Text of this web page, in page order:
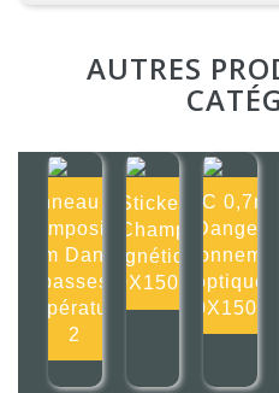
AUTRES
Panneau Alu
composite
2mm Danger
basses
températures
2
Sticker
Champ
magnétique
150X150mm
PVC 0,7mm
Danger
optique